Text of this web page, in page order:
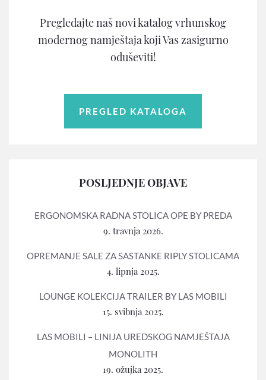
Pregledajte naš novi katalog vrhunskog
modernog namještaja koji Vas zasigurno
oduševiti!
PREGLED KATALOGA
POSLJEDNJE OBJAVE
ERGONOMSKA RADNA STOLICA OPE BY PREDA
9. travnja 2026.
OPREMANJE SALE ZA SASTANKE RIPLY STOLICAMA
4. lipnja 2025.
LOUNGE KOLEKCIJA TRAILER BY LAS MOBILI
15. svibnja 2025.
LAS MOBILI – LINIJA UREDSKOG NAMJEŠTAJA
MONOLITH
19. ožujka 2025.